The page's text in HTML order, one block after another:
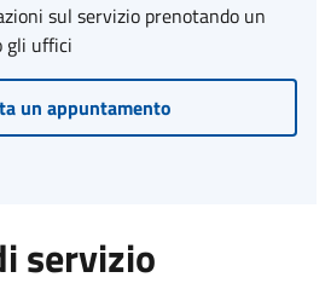
sul servizio prenotando un
gli uffici
un appuntamento
servizio